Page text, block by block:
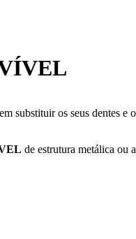
substituir os seus dentes e
de estrutura metálica ou